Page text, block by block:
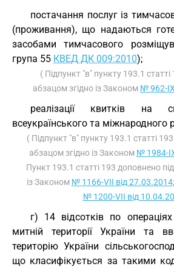
постачання послуг із
(проживання), що надаються
засобами тимчасового
група 55 КВЕД ДК 009:2010);
( Підпункт "в" пункту 193.1
абзацом згідно із Законом № 962-
реалізації квитків на
всеукраїнського та міжнародного
( Підпункт "в" пункту 193.1 статті
абзацом згідно із Законом № 1984-
Пункт 193.1 статті 193 доповнено
із Законом № 1166-VII від 27.03.2014
№ 1200-VII від
г) 14 відсотків по
митній території України та
територію України
що класифікується за такими